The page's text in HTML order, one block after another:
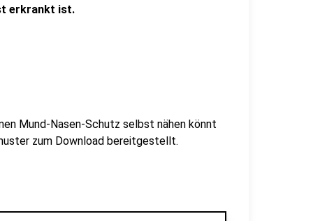
erkrankt ist.
Mund-Nasen-Schutz selbst nähen könnt
zum Download bereitgestellt.